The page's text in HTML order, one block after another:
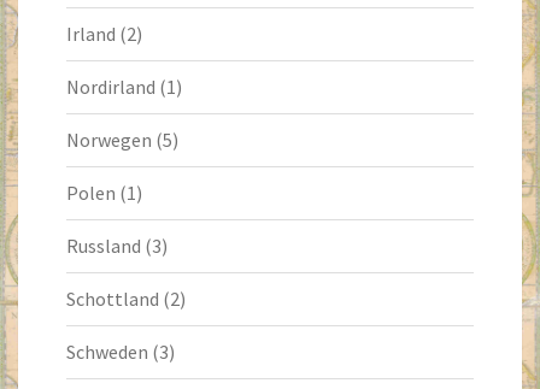
Irland (2)
Nordirland (1)
Norwegen (5)
Polen (1)
Russland (3)
Schottland (2)
Schweden (3)